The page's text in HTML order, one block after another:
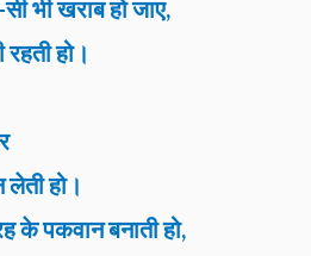
भी खराब हो जाए,
रहती हो।
हो।
पकवान बनाती हो,